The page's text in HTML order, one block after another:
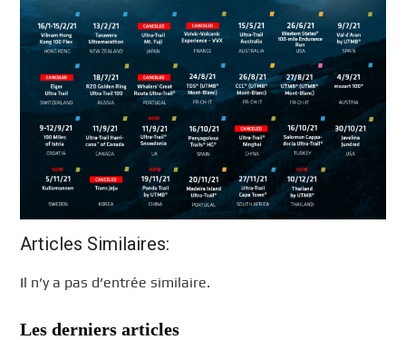
Articles Similaires:
Il n’y a pas d’entrée similaire.
Les derniers articles